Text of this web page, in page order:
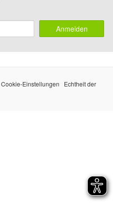
Anmelden
Cookie-Einstellungen
Echtheit der